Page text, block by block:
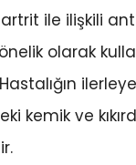
ile ilişkili
olarak
Hastalığın
kemik ve